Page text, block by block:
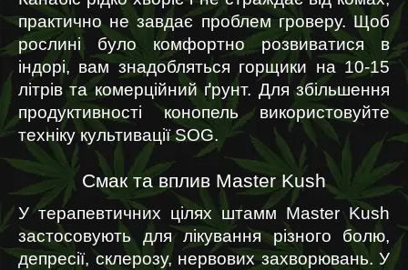
практично не завдає проблем гроверу. Щоб
рослині було комфортно розвиватися в
індорі, вам знадобляться горщики на 10-15
літрів та комерційний ґрунт. Для збільшення
продуктивності конопель використовуйте
техніку культивації SOG.
Смак та вплив Master Kush
У терапевтичних цілях штамм Master Kush
застосовують для лікування різного болю,
депресії, склерозу, нервових захворювань. У